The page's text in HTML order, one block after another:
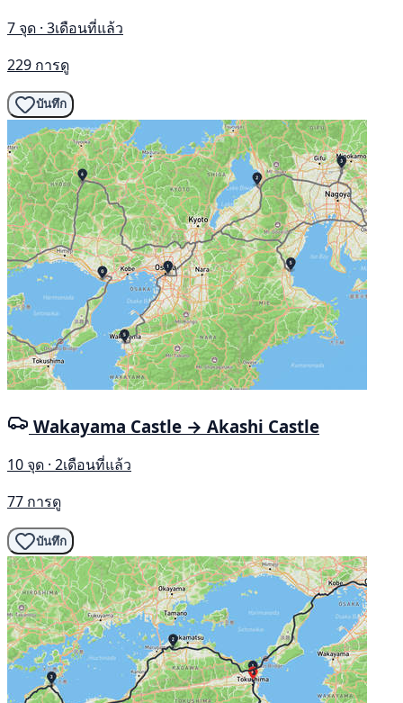
7 จุด · 3เดือนที่แล้ว
229 การดู
บันทึก
Wakayama Castle → Akashi Castle
10 จุด · 2เดือนที่แล้ว
77 การดู
บันทึก